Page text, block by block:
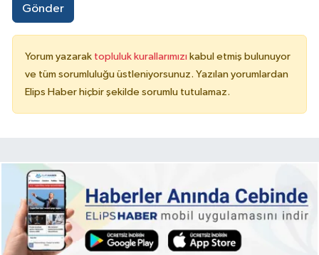
Gönder
Yorum yazarak topluluk kurallarımızı kabul etmiş bulunuyor
ve tüm sorumluluğu üstleniyorsunuz. Yazılan yorumlardan
Elips Haber hiçbir şekilde sorumlu tutulamaz.